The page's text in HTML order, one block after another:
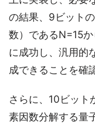
の結果、9ビット
数）であるN=15
に成功し、汎用的
成できることを確
さらに、10ビット
素因数分解する量